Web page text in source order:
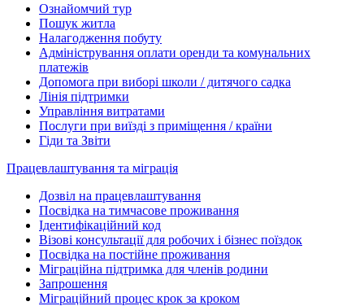
Ознайомчий тур
Пошук житла
Налагодження побуту
Адміністрування оплати оренди та комунальних
платежів
Допомога при виборі школи / дитячого садка
Лінія підтримки
Управління витратами
Послуги при виїзді з приміщення / країни
Гіди та Звіти
Працевлаштування та міграція
Дозвіл на працевлаштування
Посвідка на тимчасове проживання
Ідентифікаційний код
Візові консультації для робочих і бізнес поїздок
Посвідка на постійне проживання
Міграційна підтримка для членів родини
Запрошення
Міграційний процес крок за кроком